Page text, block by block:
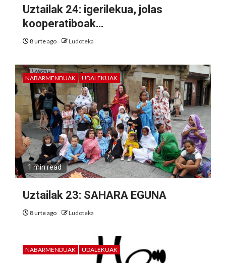
Uztailak 24: igerilekua, jolas
kooperatiboak…
8 urte ago Ludoteka
NABARMENDUAK UDALEKUAK
1 min read
Uztailak 23: SAHARA EGUNA
8 urte ago Ludoteka
NABARMENDUAK UDALEKUAK